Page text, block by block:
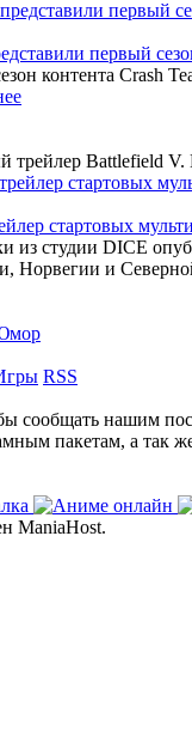
первый
контента Crash
Battlefield
стартовых
из студии DICE
Норвегии и
RSS
сообщать нашим
пакетам, а
ManiaHost.